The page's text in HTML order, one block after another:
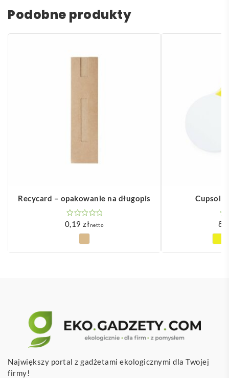
Podobne produkty
Recycard – opakowanie na długopis
0,19złnetto
Cupsol
Największy portal z gadżetami ekologicznymi dla Twojej
firmy!